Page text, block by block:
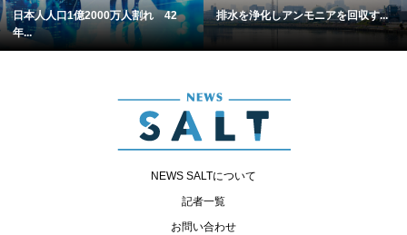
日本人人口1億2000万人割れ 42
年...
排水を浄化しアンモニアを回収す...
NEWS SALTについて
記者一覧
お問い合わせ